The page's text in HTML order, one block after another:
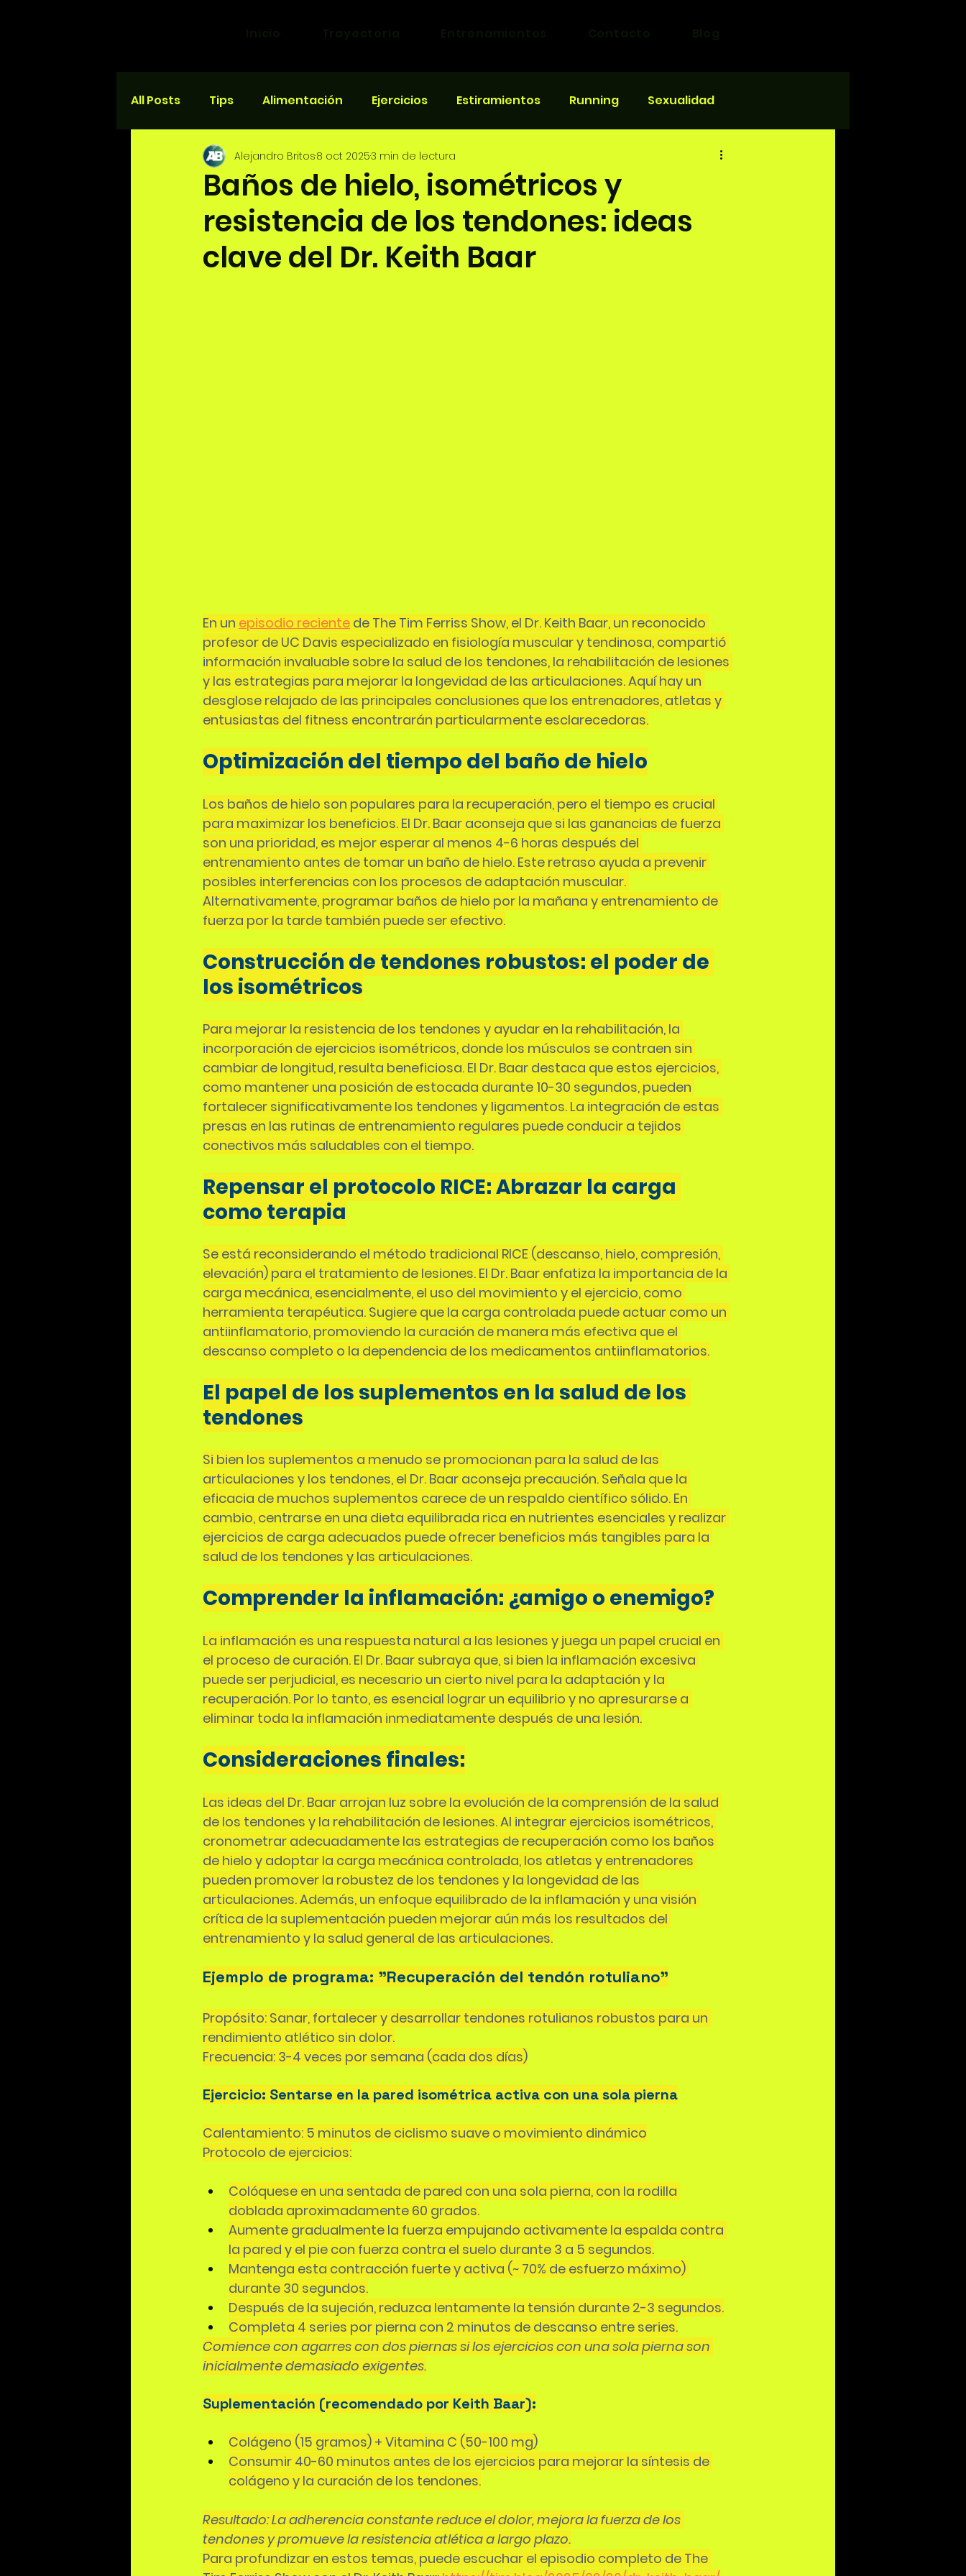
All Posts Tips Alimentación Ejercicios Estiramientos Running Sexualidad
Salud y bienestar Carreras
Baños de hielo, isométricos y
resistencia de los tendones: ideas
clave del Dr. Keith Baar
Alejandro Britos8 oct 20253 min de lectura
En un episodio reciente de The Tim Ferriss Show, el Dr. Keith Baar, un reconocido
profesor de UC Davis especializado en fisiología muscular y tendinosa, compartió
información invaluable sobre la salud de los tendones, la rehabilitación de lesiones
y las estrategias para mejorar la longevidad de las articulaciones. Aquí hay un
desglose relajado de las principales conclusiones que los entrenadores, atletas y
entusiastas del fitness encontrarán particularmente esclarecedoras.
Optimización del tiempo del baño de hielo
Los baños de hielo son populares para la recuperación, pero el tiempo es crucial
para maximizar los beneficios. El Dr. Baar aconseja que si las ganancias de fuerza
son una prioridad, es mejor esperar al menos 4-6 horas después del
entrenamiento antes de tomar un baño de hielo. Este retraso ayuda a prevenir
posibles interferencias con los procesos de adaptación muscular.
Alternativamente, programar baños de hielo por la mañana y entrenamiento de
fuerza por la tarde también puede ser efectivo.
Construcción de tendones robustos: el poder de
los isométricos
Para mejorar la resistencia de los tendones y ayudar en la rehabilitación, la
incorporación de ejercicios isométricos, donde los músculos se contraen sin
cambiar de longitud, resulta beneficiosa. El Dr. Baar destaca que estos ejercicios,
como mantener una posición de estocada durante 10-30 segundos, pueden
fortalecer significativamente los tendones y ligamentos. La integración de estas
presas en las rutinas de entrenamiento regulares puede conducir a tejidos
conectivos más saludables con el tiempo.
Repensar el protocolo RICE: Abrazar la carga
como terapia
Se está reconsiderando el método tradicional RICE (descanso, hielo, compresión,
elevación) para el tratamiento de lesiones. El Dr. Baar enfatiza la importancia de la
carga mecánica, esencialmente, el uso del movimiento y el ejercicio, como
herramienta terapéutica. Sugiere que la carga controlada puede actuar como un
antiinflamatorio, promoviendo la curación de manera más efectiva que el
descanso completo o la dependencia de los medicamentos antiinflamatorios.
El papel de los suplementos en la salud de los
tendones
Si bien los suplementos a menudo se promocionan para la salud de las
articulaciones y los tendones, el Dr. Baar aconseja precaución. Señala que la
eficacia de muchos suplementos carece de un respaldo científico sólido. En
cambio, centrarse en una dieta equilibrada rica en nutrientes esenciales y realizar
ejercicios de carga adecuados puede ofrecer beneficios más tangibles para la
salud de los tendones y las articulaciones.
Comprender la inflamación: ¿amigo o enemigo?
La inflamación es una respuesta natural a las lesiones y juega un papel crucial en
el proceso de curación. El Dr. Baar subraya que, si bien la inflamación excesiva
puede ser perjudicial, es necesario un cierto nivel para la adaptación y la
recuperación. Por lo tanto, es esencial lograr un equilibrio y no apresurarse a
eliminar toda la inflamación inmediatamente después de una lesión.
Consideraciones finales:
Las ideas del Dr. Baar arrojan luz sobre la evolución de la comprensión de la salud
de los tendones y la rehabilitación de lesiones. Al integrar ejercicios isométricos,
cronometrar adecuadamente las estrategias de recuperación como los baños
de hielo y adoptar la carga mecánica controlada, los atletas y entrenadores
pueden promover la robustez de los tendones y la longevidad de las
articulaciones. Además, un enfoque equilibrado de la inflamación y una visión
crítica de la suplementación pueden mejorar aún más los resultados del
entrenamiento y la salud general de las articulaciones.
Ejemplo de programa: "Recuperación del tendón rotuliano"
Propósito: Sanar, fortalecer y desarrollar tendones rotulianos robustos para un
rendimiento atlético sin dolor.
Frecuencia: 3-4 veces por semana (cada dos días)
Ejercicio: Sentarse en la pared isométrica activa con una sola pierna
Calentamiento: 5 minutos de ciclismo suave o movimiento dinámico
Protocolo de ejercicios:
Colóquese en una sentada de pared con una sola pierna, con la rodilla
doblada aproximadamente 60 grados.
Aumente gradualmente la fuerza empujando activamente la espalda contra
la pared y el pie con fuerza contra el suelo durante 3 a 5 segundos.
Mantenga esta contracción fuerte y activa (~ 70% de esfuerzo máximo)
durante 30 segundos.
Después de la sujeción, reduzca lentamente la tensión durante 2-3 segundos.
Completa 4 series por pierna con 2 minutos de descanso entre series.
Comience con agarres con dos piernas si los ejercicios con una sola pierna son
inicialmente demasiado exigentes.
Suplementación (recomendado por Keith Baar):
Colágeno (15 gramos) + Vitamina C (50-100 mg)
Consumir 40-60 minutos antes de los ejercicios para mejorar la síntesis de
colágeno y la curación de los tendones.
Resultado: La adherencia constante reduce el dolor, mejora la fuerza de los
tendones y promueve la resistencia atlética a largo plazo.
Para profundizar en estos temas, puede escuchar el episodio completo de The